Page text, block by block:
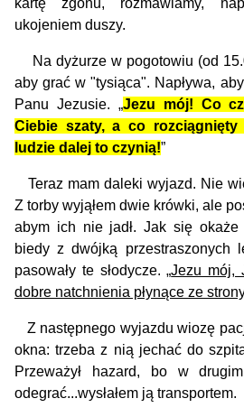
kartę zgonu, rozmawiamy,
ukojeniem duszy.
Na dyżurze w pogotowiu (od
aby grać w "tysiąca". Napływa,
Panu Jezusie. „Jezu mój! Co
Ciebie szaty, a co rozciągnięty
ludzie dalej to czynią!”
Teraz mam daleki wyjazd. Nie
Z torby wyjąłem dwie krówki, ale
abym ich nie jadł. Jak się okaże
biedy z dwójką przestraszonych
pasowały te słodycze. „Jezu mój,
dobre natchnienia płynące ze
Z następnego wyjazdu wiozę
okna: trzeba z nią jechać do
Przeważył hazard, bo w
odegrać...wysłałem ją transportem.